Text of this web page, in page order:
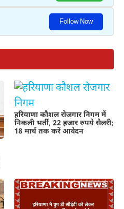
Follow Now
हरियाणा कौशल रोजगार निगम में
निकली भर्ती, 22 हजार रुपये सैलरी;
18 मार्च तक करें आवेदन